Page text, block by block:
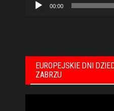
00:00
EUROPEJSKIE DNI
ZABRZU